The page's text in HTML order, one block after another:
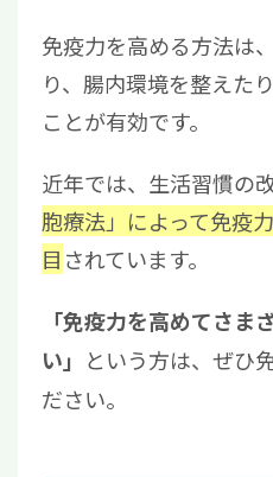
免疫力を高める方法は
り、腸内環境を整えた
ことが有効です。
近年では、生活習慣の
胞療法」によって免疫
目 されています。
「免疫力を高めてさま
い」 という方は、ぜひ
ださい。